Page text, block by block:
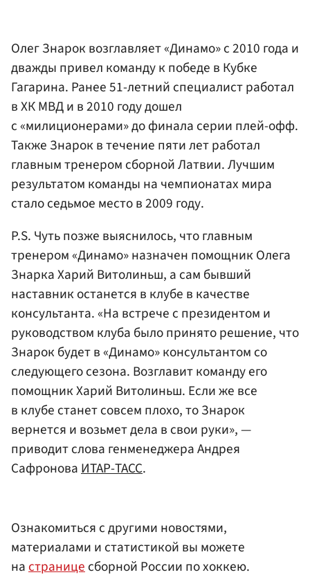
Олег Знарок возглавляет «Динамо» с 2010 года и
дважды привел команду к победе в Кубке
Гагарина. Ранее 51-летний специалист работал
в ХК МВД и в 2010 году дошел
с «милиционерами» до финала серии плей-офф.
Также Знарок в течение пяти лет работал
главным тренером сборной Латвии. Лучшим
результатом команды на чемпионатах мира
стало седьмое место в 2009 году.
P.S. Чуть позже выяснилось, что главным
тренером «Динамо» назначен помощник Олега
Знарка Харий Витолиньш, а сам бывший
наставник останется в клубе в качестве
консультанта. «На встрече с президентом и
руководством клуба было принято решение, что
Знарок будет в «Динамо» консультантом со
следующего сезона. Возглавит команду его
помощник Харий Витолиньш. Если же все
в клубе станет совсем плохо, то Знарок
вернется и возьмет дела в свои руки», —
приводит слова генменеджера Андрея
СафроноваИТАР-ТАСС.
Ознакомиться с другими новостями,
материалами и статистикой вы можете
настраницесборной России по хоккею.